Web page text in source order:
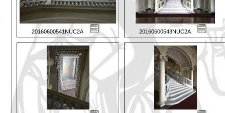
20160600541NUC2A 20160600543NUC2A